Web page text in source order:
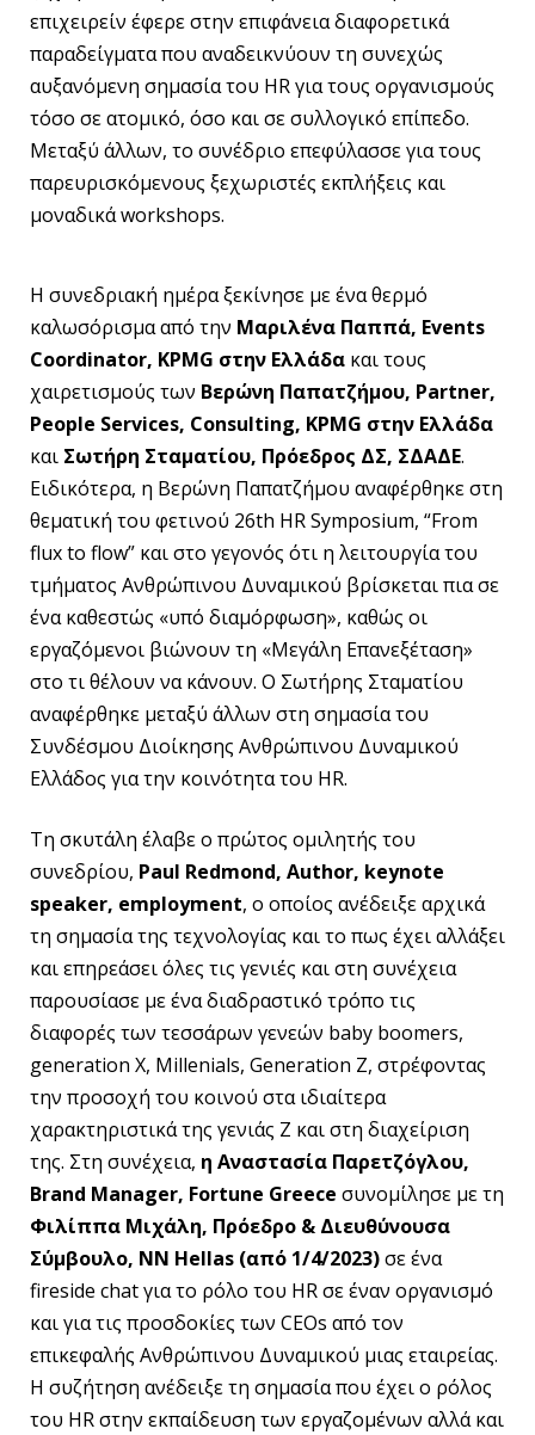
επιχειρείν έφερε στην επιφάνεια διαφορετικά
παραδείγματα που αναδεικνύουν τη συνεχώς
αυξανόμενη σημασία του HR για τους οργανισμούς
τόσο σε ατομικό, όσο και σε συλλογικό επίπεδο.
Μεταξύ άλλων, το συνέδριο επεφύλασσε για τους
παρευρισκόμενους ξεχωριστές εκπλήξεις και
μοναδικά workshops.
Η συνεδριακή ημέρα ξεκίνησε με ένα θερμό
καλωσόρισμα από την Μαριλένα Παππά, Events
Coordinator, KPMG στην Ελλάδα και τους
χαιρετισμούς των Βερώνη Παπατζήμου, Partner,
People Services, Consulting, KPMG στην Ελλάδα
και Σωτήρη Σταματίου, Πρόεδρος ΔΣ, ΣΔΑΔΕ.
Ειδικότερα, η Βερώνη Παπατζήμου αναφέρθηκε στη
θεματική του φετινού 26th HR Symposium, “From
flux to flow” και στο γεγονός ότι η λειτουργία του
τμήματος Ανθρώπινου Δυναμικού βρίσκεται πια σε
ένα καθεστώς «υπό διαμόρφωση», καθώς οι
εργαζόμενοι βιώνουν τη «Μεγάλη Επανεξέταση»
στο τι θέλουν να κάνουν. Ο Σωτήρης Σταματίου
αναφέρθηκε μεταξύ άλλων στη σημασία του
Συνδέσμου Διοίκησης Ανθρώπινου Δυναμικού
Ελλάδος για την κοινότητα του HR.
Τη σκυτάλη έλαβε ο πρώτος ομιλητής του
συνεδρίου, Paul Redmond, Author, keynote
speaker, employment, ο οποίος ανέδειξε αρχικά
τη σημασία της τεχνολογίας και το πως έχει αλλάξει
και επηρεάσει όλες τις γενιές και στη συνέχεια
παρουσίασε με ένα διαδραστικό τρόπο τις
διαφορές των τεσσάρων γενεών baby boomers,
generation X, Millenials, Generation Z, στρέφοντας
την προσοχή του κοινού στα ιδιαίτερα
χαρακτηριστικά της γενιάς Ζ και στη διαχείριση
της. Στη συνέχεια, η Αναστασία Παρετζόγλου,
Brand Manager, Fortune Greece συνομίλησε με τη
Φιλίππα Μιχάλη, Πρόεδρο & Διευθύνουσα
Σύμβουλο, NN Hellas (από 1/4/2023)σε ένα
fireside chat για το ρόλο του HR σε έναν οργανισμό
και για τις προσδοκίες των CEOs από τον
επικεφαλής Ανθρώπινου Δυναμικού μιας εταιρείας.
Η συζήτηση ανέδειξε τη σημασία που έχει ο ρόλος
του HR στην εκπαίδευση των εργαζομένων αλλά και